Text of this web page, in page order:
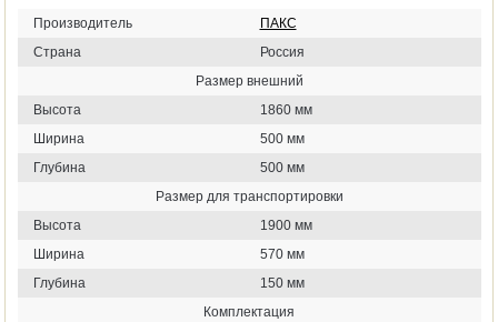
Производитель
ПАКС
Страна
Россия
Размер внешний
Высота
1860 мм
Ширина
500 мм
Глубина
500 мм
Размер для транспортировки
Высота
1900 мм
Ширина
570 мм
Глубина
150 мм
Комплектация